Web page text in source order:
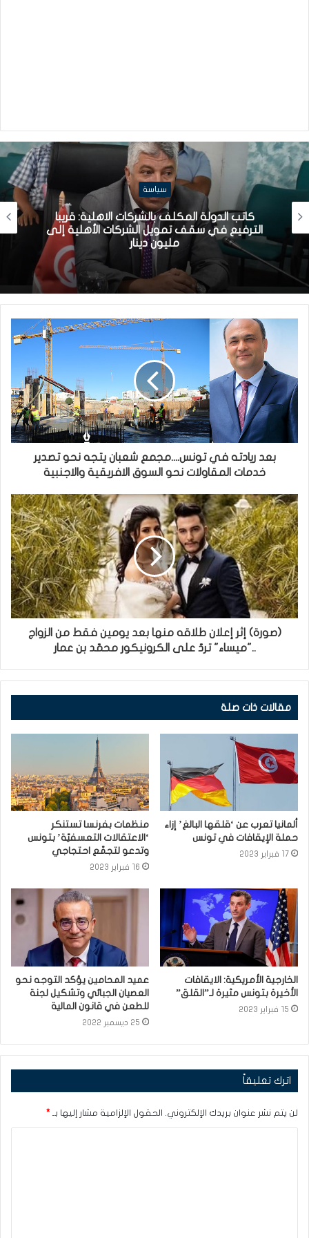
سياسة
كاتب الدولة المكلف بالشركات الاهلية: قريبا
الترفيع في سقف تمويل الشركات الأهلية إلى
مليون دينار
بعد ريادته في تونس....مجمع شعبان يتجه نحو تصدير
خدمات المقاولات نحو السوق الافريقية والاجنبية
(صورة) إثر إعلان طلاقه منها بعد يومين فقط من الزواج
.."ميساء" تردّ على الكرونيكور محمّد بن عمار
مقالات ذات صلة
ألمانيا تعرب عن ‘قلقها البالغ’ إزاء
حملة الإيقافات في تونس
17 فبراير 2023
منظمات بفرنسا تستنكر
‘الاعتقالات التعسفيّة’ بتونس
وتدعو لتجمّع احتجاجي
16 فبراير 2023
الخارجية الأمريكية: الايقافات
الأخيرة بتونس مثيرة لـ”القلق”
15 فبراير 2023
عميد المحامين يؤكد التوجه نحو
العصيان الجبائي وتشكيل لجنة
للطعن في قانون المالية
25 ديسمبر 2022
اترك تعليقاً
لن يتم نشر عنوان بريدك الإلكتروني. الحقول الإلزامية مشار إليها بـ *